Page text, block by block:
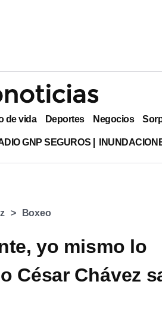
de vida Deportes Negocios
GNP SEGUROS
Boxeo
yo mismo lo
César Chávez